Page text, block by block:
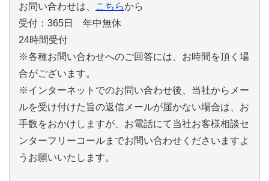
お問い合わせは、
こちらから
受付：365日 年中無休
24時間受付
※各種お問い合わせへのご回答には、お時間を頂く場
合がございます。
※インターネットでのお問い合わせ後、当社からメー
ルを受け付けた旨の返信メールが届かない場合は、お
手数をおかけしますが、お電話にて当社お客様相談セ
ンターフリーコールまでお問い合わせくださいますよ
うお願いいたします。